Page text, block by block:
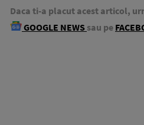
Daca ti-a placut acest articol,
GOOGLE NEWS sau pe